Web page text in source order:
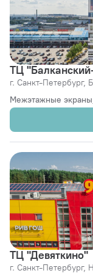
ТЦ
г. Санкт-Петербург,
Межэтажные экраны
ТЦ "Девяткино"
г. Санкт-Петербург,